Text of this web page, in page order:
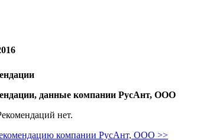
данные компании РусАнт, ООО
нет.
компании РусАнт, ООО >>